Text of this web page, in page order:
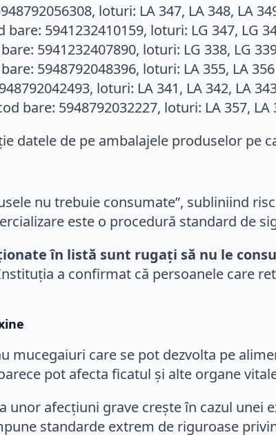
loturi: LA 347, LA 348, LA
5941232410159, loturi: LG 347, LG
5941232407890, loturi: LG 338, LG
5948792048396, loturi: LA 355, LA 356
loturi: LA 341, LA 342, LA
bare: 5948792032227, loturi: LA 357, LA
datele de pe ambalajele produselor pe
nu trebuie consumate”, subliniind
este o procedură standard de
în listă sunt rugați să nu le
a confirmat că persoanele care
mucegaiuri care se pot dezvolta pe
pot afecta ficatul și alte organe
unor afecțiuni grave crește în cazul unei
standarde extrem de riguroase